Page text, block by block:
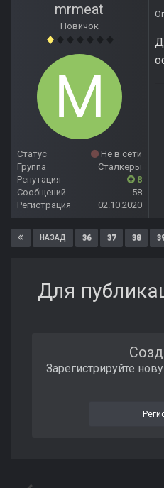
mrmeat
Новичок
Статус
Не в сети
Группа
Сталкеры
Репутация
8
Сообщений
58
Регистрация
02.10.2020
НАЗАД 36 37 38
Для
Зарегистрируйте